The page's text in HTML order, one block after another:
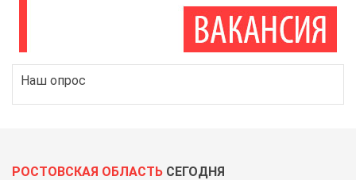
Наш опрос
РОСТОВСКАЯ ОБЛАСТЬ СЕГОДНЯ